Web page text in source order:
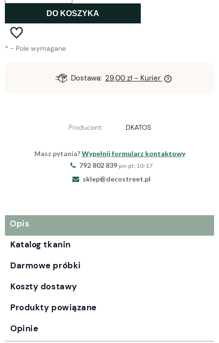
DO KOSZYKA
* - Pole wymagane
Dostawa: 29,00 zł - Kurier
Producent: DKATOS
Masz pytania?Wypełnij formularz kontaktowy
792 802 839 pn-pt: 10-17
sklep@decostreet.pl
Opis
Katalog tkanin
Darmowe próbki
Koszty dostawy
Produkty powiązane
Opinie